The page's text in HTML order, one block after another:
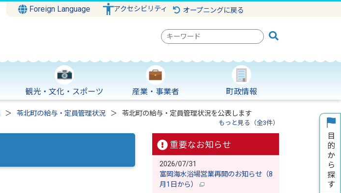
Foreign Language アクセシビリティ オープニングに戻る
検
キ
ー
ワ
ー
観光・文化・スポーツ 産業・事業者 町政情報
苓北町の給与・定員管理状況 苓北町の給与・定員管理状況を公表します
もっと見る（全3件）
重要なお知らせ
2026/07/31
富岡海水浴場営業再開のお知らせ（8
月1日から）